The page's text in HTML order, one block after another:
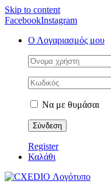
Skip to content
FacebookInstagram
Ο Λογαριασμός μου
Να με θυμάσαι
Register
Καλάθι